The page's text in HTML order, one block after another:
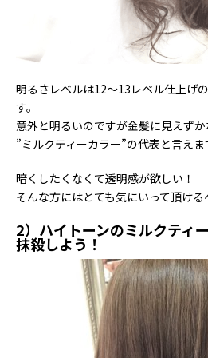
明るさレベルは12～13レベル仕上げ
す。
意外と明るいのですが金髪に見えずか
”ミルクティーカラー”の代表と言えま
暗くしたくなくて透明感が欲しい！
そんな方にはとても気にいって頂ける
2）ハイトーンのミルクティ
抹殺しよう！